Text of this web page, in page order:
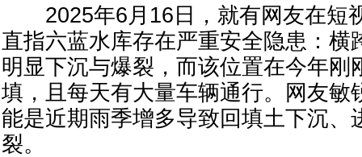
2025年6月16日，就有网友在短
直指六蓝水库存在严重安全隐患：横
明显下沉与爆裂，而该位置在今年刚
填，且每天有大量车辆通行。网友敏
能是近期雨季增多导致回填土下沉、
裂。